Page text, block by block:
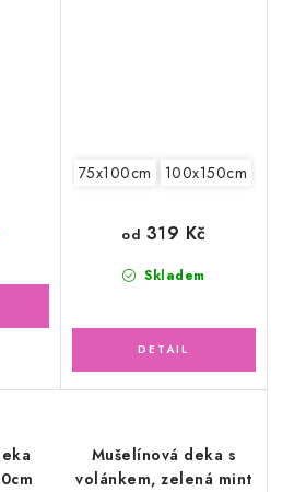
75x100cm 100x150cm
Skladem
od 319 Kč
Mušelínová deka s
volánkem, zelená mint